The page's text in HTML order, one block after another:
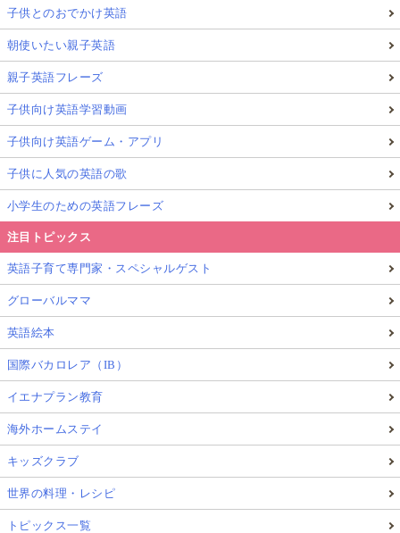
子供とのおでかけ英語
朝使いたい親子英語
親子英語フレーズ
子供向け英語学習動画
子供向け英語ゲーム・アプリ
子供に人気の英語の歌
小学生のための英語フレーズ
注目トピックス
英語子育て専門家・スペシャルゲスト
グローバルママ
英語絵本
国際バカロレア（IB）
イエナプラン教育
海外ホームステイ
キッズクラブ
世界の料理・レシピ
トピックス一覧